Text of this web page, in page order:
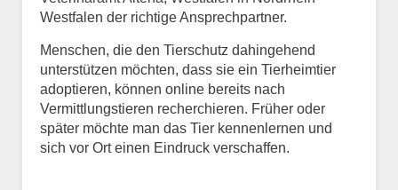
Westfalen der richtige Ansprechpartner.
Menschen, die den Tierschutz dahingehend
unterstützen möchten, dass sie ein Tierheimtier
adoptieren, können online bereits nach
Vermittlungstieren recherchieren. Früher oder
später möchte man das Tier kennenlernen und
sich vor Ort einen Eindruck verschaffen.